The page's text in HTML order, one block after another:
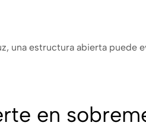
una estructura abierta puede
en